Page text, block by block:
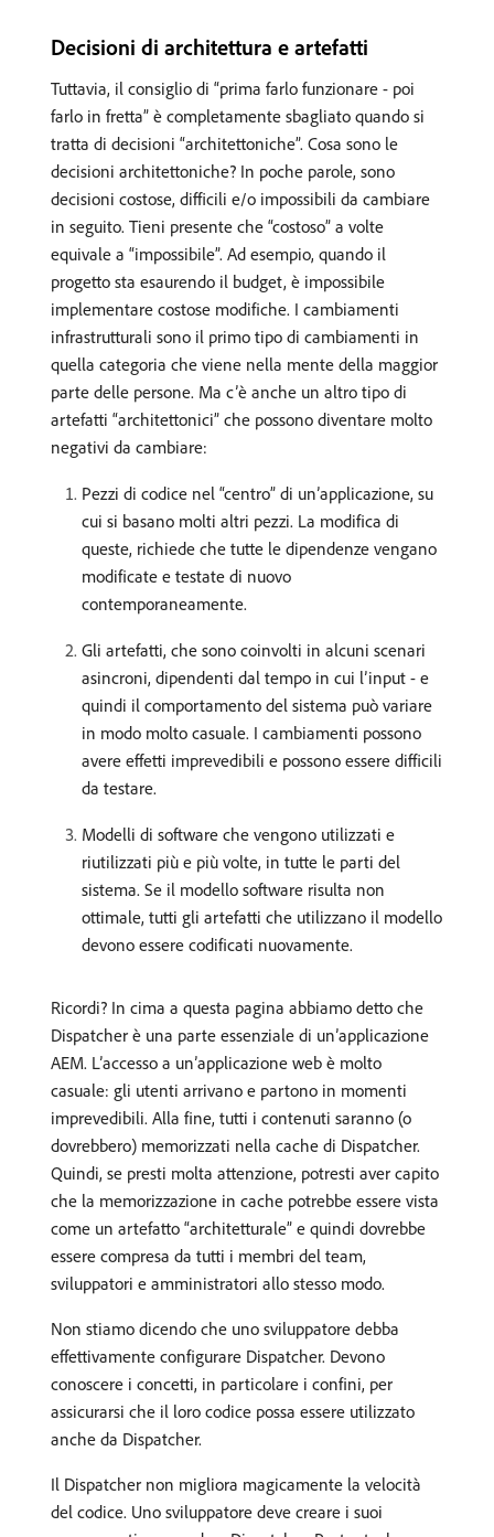
Decisioni di architettura e artefatti
Tuttavia, il consiglio di “prima farlo funzionare - poi
farlo in fretta” è completamente sbagliato quando si
tratta di decisioni “architettoniche”. Cosa sono le
decisioni architettoniche? In poche parole, sono
decisioni costose, difficili e/o impossibili da cambiare
in seguito. Tieni presente che “costoso” a volte
equivale a “impossibile”. Ad esempio, quando il
progetto sta esaurendo il budget, è impossibile
implementare costose modifiche. I cambiamenti
infrastrutturali sono il primo tipo di cambiamenti in
quella categoria che viene nella mente della maggior
parte delle persone. Ma c’è anche un altro tipo di
artefatti “architettonici” che possono diventare molto
negativi da cambiare:
Pezzi di codice nel “centro” di un’applicazione, su
cui si basano molti altri pezzi. La modifica di
queste, richiede che tutte le dipendenze vengano
modificate e testate di nuovo
contemporaneamente.
Gli artefatti, che sono coinvolti in alcuni scenari
asincroni, dipendenti dal tempo in cui l’input - e
quindi il comportamento del sistema può variare
in modo molto casuale. I cambiamenti possono
avere effetti imprevedibili e possono essere difficili
da testare.
Modelli di software che vengono utilizzati e
riutilizzati più e più volte, in tutte le parti del
sistema. Se il modello software risulta non
ottimale, tutti gli artefatti che utilizzano il modello
devono essere codificati nuovamente.
Ricordi? In cima a questa pagina abbiamo detto che
Dispatcher è una parte essenziale di un’applicazione
AEM. L’accesso a un’applicazione web è molto
casuale: gli utenti arrivano e partono in momenti
imprevedibili. Alla fine, tutti i contenuti saranno (o
dovrebbero) memorizzati nella cache di Dispatcher.
Quindi, se presti molta attenzione, potresti aver capito
che la memorizzazione in cache potrebbe essere vista
come un artefatto “architetturale” e quindi dovrebbe
essere compresa da tutti i membri del team,
sviluppatori e amministratori allo stesso modo.
Non stiamo dicendo che uno sviluppatore debba
effettivamente configurare Dispatcher. Devono
conoscere i concetti, in particolare i confini, per
assicurarsi che il loro codice possa essere utilizzato
anche da Dispatcher.
Il Dispatcher non migliora magicamente la velocità
del codice. Uno sviluppatore deve creare i suoi